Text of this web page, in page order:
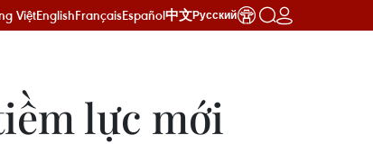
ViệtEnglishFrançaisEspañol中文Русский
lực mới